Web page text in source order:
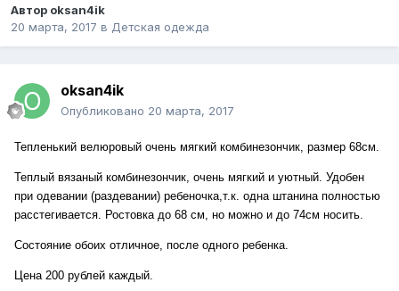
Автор oksan4ik
20 марта, 2017 в Детская одежда
oksan4ik
Опубликовано 20 марта, 2017
Тепленький велюровый очень мягкий комбинезончик, размер 68см.
Теплый вязаный комбинезончик, очень мягкий и уютный. Удобен
при одевании (раздевании) ребеночка,т.к. одна штанина полностью
расстегивается. Ростовка до 68 см, но можно и до 74см носить.
Состояние обоих отличное, после одного ребенка.
Цена 200 рублей каждый.